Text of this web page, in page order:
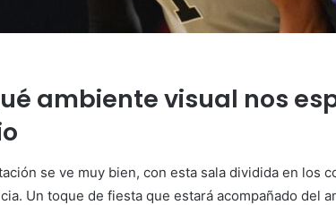
ambiente visual nos
se ve muy bien, con esta sala dividida en los
Un toque de fiesta que estará acompañado del